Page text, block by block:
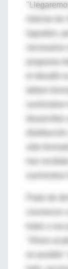
informe
logrados,
programa
el desafío
"Ahora